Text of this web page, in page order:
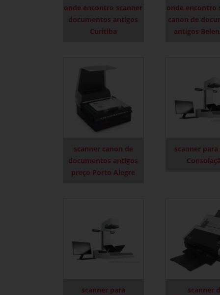
onde encontro scanner
documentos antigos
Curitiba
onde encontro
canon de
antigos
scanner canon de
documentos antigos
preço Porto Alegre
scanner para
scanner para
scanner